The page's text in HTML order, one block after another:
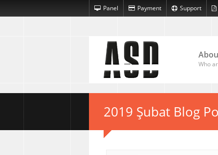
Panel Payment Support
Who
2019 Şubat Blog